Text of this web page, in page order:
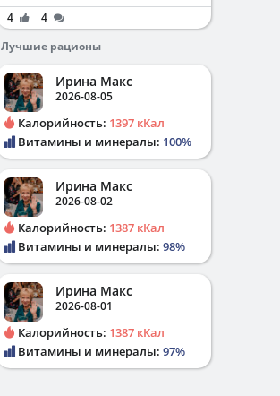
4
4
Лучшие рационы
Ирина Макс
2026-08-05
Калорийность: 1397 кКал
Витамины и минералы: 100%
Ирина Макс
2026-08-02
Калорийность: 1387 кКал
Витамины и минералы: 98%
Ирина Макс
2026-08-01
Калорийность: 1387 кКал
Витамины и минералы: 97%